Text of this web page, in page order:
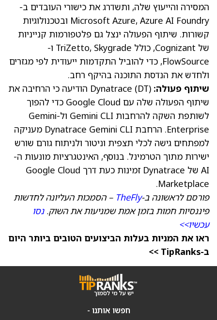
המסירה והייעוץ שלה, ותשדרג את כישורי העובדים ב-
Microsoft Azure, Azure AI Foundry ובטכנולוגיות
קשורות. שיתוף הפעולה ינצל גם פלטפורמות קנייניות
של Cognizant, כולל TriZetto, Skygrade ו-
FlowSource, כדי להוביל התקדמות ייעודית לפי מגזרים
ולחדש את הנדסת התוכנה בהיקף רחב.
שיתוף פעולה:
Dynatrace (DT
) הודיעה כי הרחיבה את
שיתוף הפעולה שלה עם Google Cloud כדי להפוך
לשותפת השקה להרחבות Gemini CLI ול-Gemini
Enterprise. הרחבת Dynatrace Gemini CLI מעניקה
למפתחים גישה לכלי תצפית וניטור ולניתוח גורם שורש
ישירות מתוך הטרמינל. בנוסף, האינטגרציות מונעות ה-
AI של Dynatrace זמינות כעת דרך Google Cloud
Marketplace.
פורסם לראשונה ב-TheFly – הסמכות העליונה לחדשות
פיננסיות חמות בזמן אמת שמניעות את השוק.נסו
עכשיו>>
ראו את המניות בעלות הביצועים הטובים ביותר היום
ב-TipRanks >>
חפשו אותנו -